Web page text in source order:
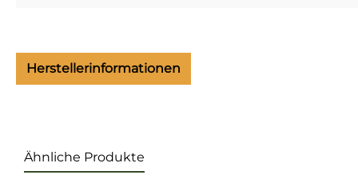
Herstellerinformationen
Ähnliche Produkte